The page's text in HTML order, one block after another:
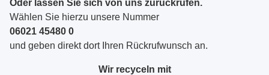
Oder lassen Sie sich von uns zurückrufen.
Wählen Sie hierzu unsere Nummer
06021 45480 0
und geben direkt dort Ihren Rückrufwunsch an.
Wir recyceln mit